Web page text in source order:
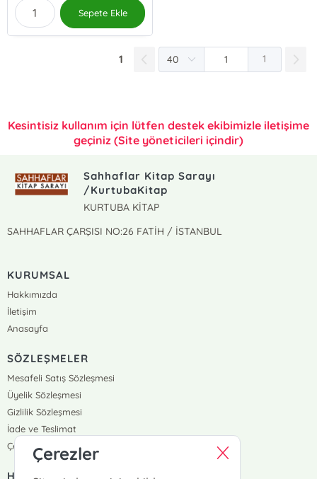
Sepete Ekle
1 1
Kesintisiz kullanım için lütfen destek ekibimizle iletişime
geçiniz (Site yöneticileri içindir)
Sahhaflar Kitap Sarayı
/KurtubaKitap
KURTUBA KİTAP
SAHHAFLAR ÇARŞISI NO:26 FATİH / İSTANBUL
KURUMSAL
Hakkımızda
İletişim
Anasayfa
SÖZLEŞMELER
Mesafeli Satış Sözleşmesi
Üyelik Sözleşmesi
Gizlilik Sözleşmesi
İade ve Teslimat
Çerez Politikası
HIZLI ERİŞİM
Çerezler